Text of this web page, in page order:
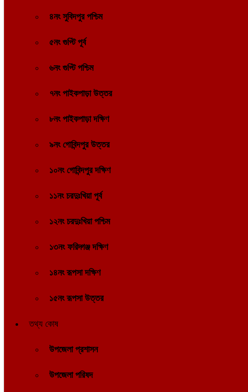
৪নং সুবিদপুর পশ্চিম
৫নং গুপ্টি পূর্ব
৬নং গুপ্টি পশ্চিম
৭নং পাইকপাড়া উত্তর
৮নং পাইকপাড়া দক্ষিণ
৯নং গোবিন্দপুর উত্তর
১০নং গোবিন্দপুর দক্ষিণ
১১নং চরদুঃখিয়া পূর্ব
১২নং চরদুঃখিয়া পশ্চিম
১৩নং ফরিদ্গঞ্জ দক্ষিণ
১৪নং রূপসা দক্ষিণ
১৫নং রূপসা উত্তর
তথ্য কোষ
উপজেলা প্রশাসন
উপজেলা পরিষদ